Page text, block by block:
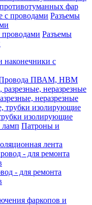
фар
Разъемы
Разъемы
наконечники с
ПВАМ, НВМ
неразрезные
изолирующие
Патроны и
лента
- для ремонта
фаркопов и